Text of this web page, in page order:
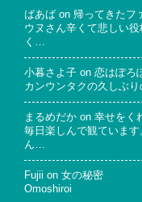
ばあば on 帰ってきたフ
ウヌさん辛くて悲しい
く…
小暮さよ子 on 恋はぽろ
カンウンタクの久しぶ
まるめだか on 幸せをく
毎日楽しんで観ていま
ん…
Fujii on 女の秘密
Omoshiroi